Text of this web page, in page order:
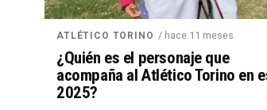
ATLÉTICO TORINO / hace 11 meses
¿Quién es el personaje que
acompaña al Atlético Torino en
2025?